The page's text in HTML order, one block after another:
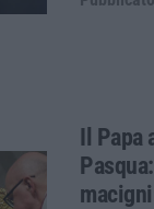
Il Papa